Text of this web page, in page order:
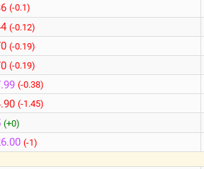
(-0.1)
(-0.12)
(-0.19)
(-0.19)
(-0.38)
(-1.45)
(+0)
(-1)